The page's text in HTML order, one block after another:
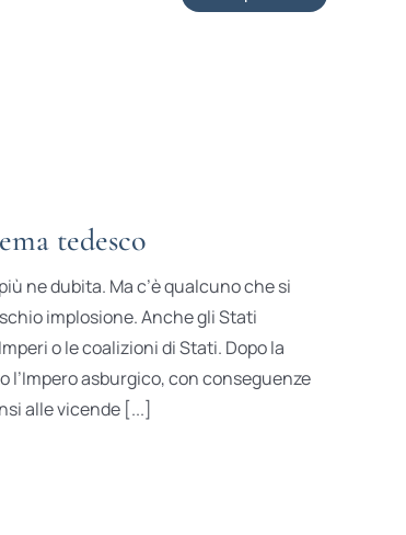
tedesco
ne dubita. Ma c’è qualcuno che si
implosione. Anche gli Stati
o le coalizioni di Stati. Dopo la
l’Impero asburgico, con conseguenze
alle vicende [...]